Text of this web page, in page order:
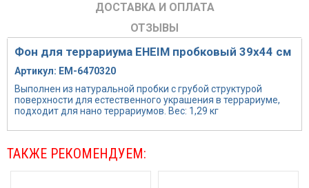
ДОСТАВКА И ОПЛАТА
ОТЗЫВЫ
Фон для террариума EHEIM пробковый 39x44 см
Артикул: EM-6470320
Выполнен из натуральной пробки с грубой структурой
поверхности для естественного украшения в террариуме,
подходит для нано террариумов. Вес: 1,29 кг
ТАКЖЕ РЕКОМЕНДУЕМ: